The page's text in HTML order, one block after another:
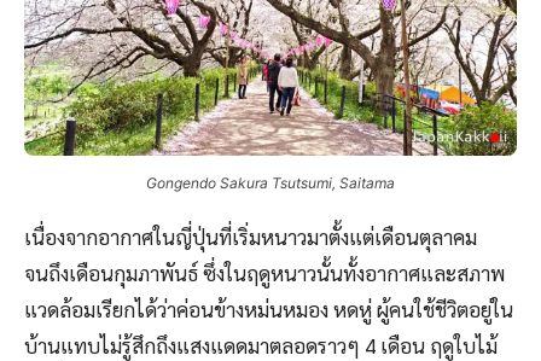
Gongendo Sakura Tsutsumi, Saitama
เนื่องจากอากาศในญี่ปุ่นที่เริ่มหนาวมาตั้งแต่เดือนตุลาคม
จนถึงเดือนกุมภาพันธ์ ซึ่งในฤดูหนาวนั้นทั้งอากาศและสภาพ
แวดล้อมเรียกได้ว่าค่อนข้างหม่นหมอง หดหู่ ผู้คนใช้ชีวิตอยู่ใน
บ้านแทบไม่รู้สึกถึงแสงแดดมาตลอดราวๆ 4 เดือน ฤดูใบไม้